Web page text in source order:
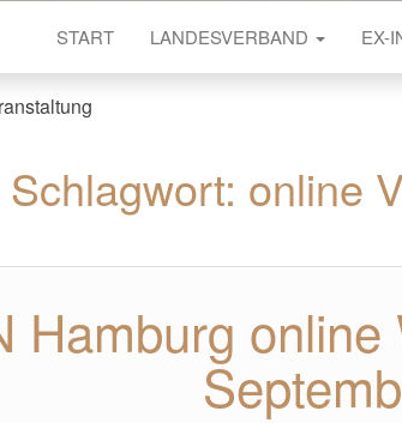
START LANDESVERBAND EX-
Schlagwort: online
Hamburg